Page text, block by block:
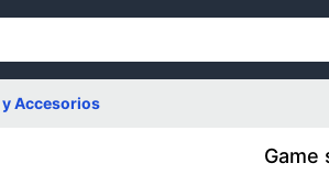
Accesorios
Game